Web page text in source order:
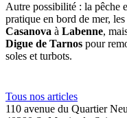
Autre possibilité : la pêche
pratique en bord de mer,
Casanova à Labenne,
Digue de Tarnos pour
soles et turbots.
Tous nos articles
110 avenue du Quartier